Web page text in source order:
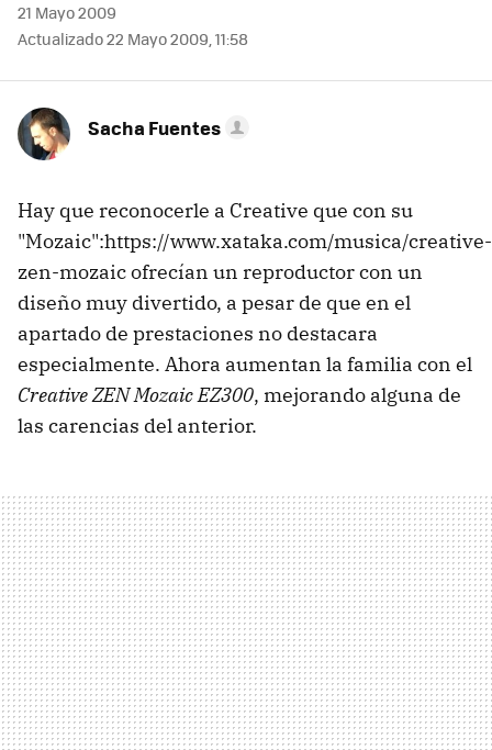
21 Mayo 2009
Actualizado 22 Mayo 2009, 11:58
Sacha Fuentes
Hay que reconocerle a Creative que con su
"Mozaic":https://www.xataka.com/musica/creative-
zen-mozaic ofrecían un reproductor con un
diseño muy divertido, a pesar de que en el
apartado de prestaciones no destacara
especialmente. Ahora aumentan la familia con el
Creative ZEN Mozaic EZ300, mejorando alguna de
las carencias del anterior.